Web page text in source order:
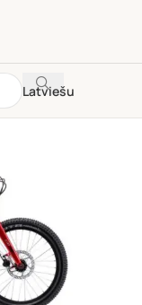
Latviešu